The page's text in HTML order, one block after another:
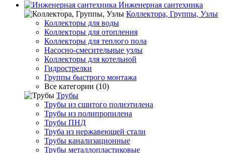
Инженерная сантехника
Коллектора, Группы, Узлы
Коллекторы для воды
Коллекторы для отопления
Коллекторы для теплого пола
Насосно-смесительные узлы
Коллекторы для котельной
Гидрострелки
Группы быстрого монтажа
Все категории (10)
Трубы
Трубы из сшитого полиэтилена
Трубы из полипропилена
Трубы ПНД
Труба из нержавеющей стали
Трубы канализационные
Трубы металлопластиковые